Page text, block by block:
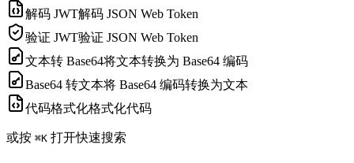
解码 JWT解码 JSON Web Token
验证 JWT验证 JSON Web Token
文本转 Base64将文本转换为 Base64 编码
Base64 转文本将 Base64 编码转换为文本
代码格式化格式化代码
或按 ⌘K 打开快速搜索